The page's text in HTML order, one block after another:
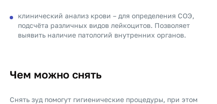
клинический анализ крови – для определения СОЭ,
подсчёта различных видов лейкоцитов. Позволяет
выявить наличие патологий внутренних органов.
Чем можно снять
Снять зуд помогут гигиенические процедуры, при этом